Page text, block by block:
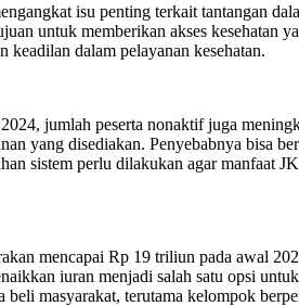
isu penting terkait tantangan
untuk memberikan akses kesehatan
keadilan dalam pelayanan kesehatan.
jumlah peserta nonaktif juga
yang disediakan. Penyebabnya bisa
sistem perlu dilakukan agar manfaat
mencapai Rp 19 triliun pada awal
iuran menjadi salah satu opsi
masyarakat, terutama kelompok